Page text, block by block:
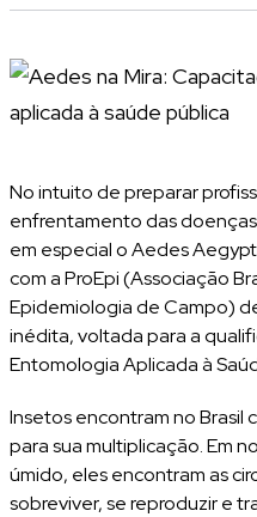
No intuito de preparar
enfrentamento das
em especial o Aedes
com a ProEpi (Associação
Epidemiologia de Campo)
inédita, voltada para a
Entomologia Aplicada à
Insetos encontram no
para sua multiplicação. Em
úmido, eles encontram as
sobreviver, se reproduzir e